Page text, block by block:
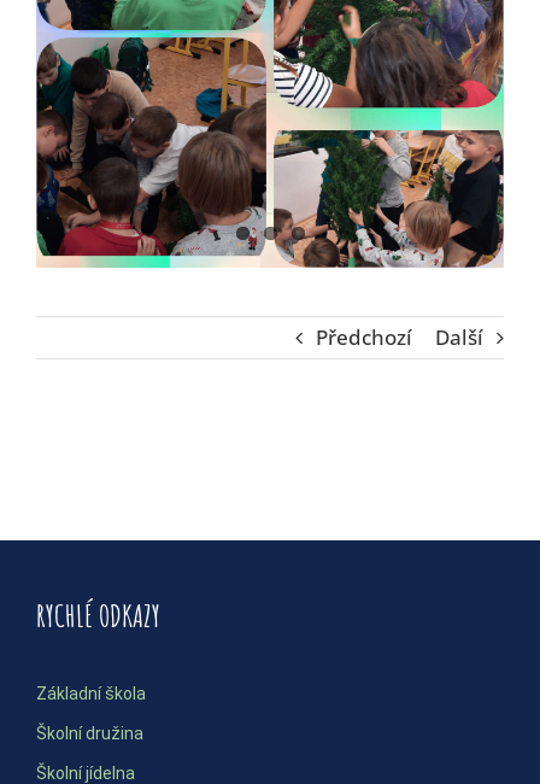
Předchozí Další
RYCHLÉ ODKAZY
Základní škola
Školní družina
Školní jídelna